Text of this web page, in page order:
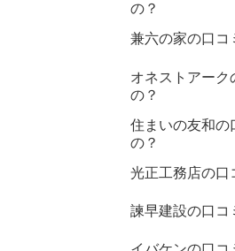
の？
兼六の家の口コ
オネストアーク
の？
住まいの友和の
の？
光正工務店の口
諫早建設の口コ